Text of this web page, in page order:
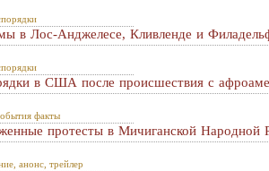
в Лос-Анджелесе, Кливленде и
в США после происшествия с
факты
протесты в Мичиганской Народной
анонс, трейлер